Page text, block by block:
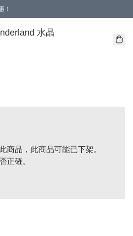
！
水晶
商品，此商品可能已下架。
正確。